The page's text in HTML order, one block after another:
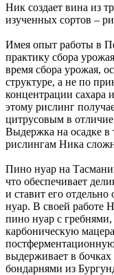
Ник создает вина из
изученных сортов –
Имея опыт работы в
практику сбора
время сбора урожая,
структуре, а не по
концентрации сахара
этому рислинг
цитрусовым в
Выдержка на осадке в
рислингам Ника
Пино нуар на
что обеспечивает
и ставит его
нуар. В своей работе
пино нуар с
карбоническую
выдерживает в
бондарнями из